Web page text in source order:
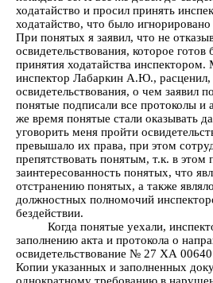
ходатайство и просил принять
ходатайство, что было
При понятых я заявил, что не
освидетельствования, которое
принятия ходатайства инспектором.
инспектор Лабаркин А.Ю., расценил,
освидетельствования, о чем заявил
понятые подписали все протоколы и
же время понятые стали оказывать
уговорить меня пройти
превышало их права, при этом
препятствовать понятым, т.к. в этом
заинтересованность понятых, что
отстранению понятых, а также
должностных полномочий
бездействии.
Когда понятые уехали,
заполнению акта и протокола о
освидетельствование № 27 ХА
Копии указанных и заполненных